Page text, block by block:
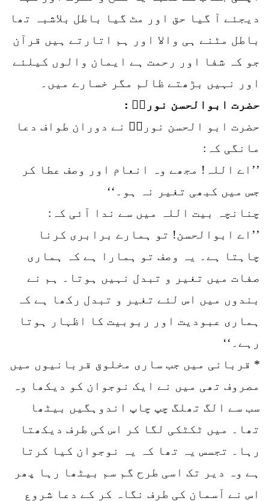
دیجئے آ گیا حق اور مٹ گیا باطل بلاشبہ تھا
باطل مٹنے ہی والا اور ہم اتارتے ہیں قرآن
جو کہ شفا اور رحمت ہے ایمان والوں کیلئے
اور نہیں بڑھتے ظالم مگر خسارے میں۔
حضرت ابوالحسن نوریؒ :
حضرت ابو الحسن نوریؒ نے دوران طواف دعا
مانگی کہ:
’’اے اللہ! مجھے وہ انعام اور وصف عطا کر
جس میں کبھی تغیر نہ ہو۔‘‘
چنانچہ بیت اللہ میں سے ندا آئی کہ:
’’اے ابوالحسن! تو ہمارے برابری کرنا
چاہتا ہے۔ یہ وصف تو ہمارا ہے کہ ہماری
صفات میں تغیر و تبدل نہیں ہوتا۔ ہم نے
بندوں میں اس لئے تغیر و تبدل رکھا ہے کہ
ہماری عبودیت اور ربوبیت کا اظہار ہوتا
رہے۔‘‘
* قربانی میں جب ساری مخلوق قربانیوں میں
مصروف تھی میں نے ایک نوجوان کو دیکھا وہ
سب سے الگ تھلگ چپ چاپ اندوہگیں بیٹھا
تھا۔ میں ٹکٹکی لگا کر اس کی طرف دیکھتا
رہا۔ تجسس یہ تھا کہ یہ نوجوان کیا کرتا
ہے وہ دیر تک اسی طرح گم سم بیٹھا رہا پھر
اس نے آسمان کی طرف نگاہ کر کے دعا شروع